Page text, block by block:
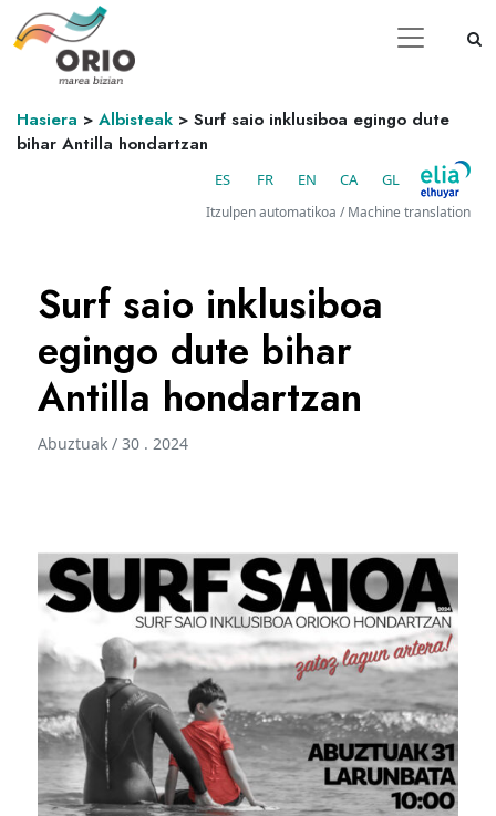
Hasiera > Albisteak > Surf saio inklusiboa egingo dute
bihar Antilla hondartzan
ES FR EN CA GL
Itzulpen automatikoa / Machine translation
Surf saio inklusiboa
egingo dute bihar
Antilla hondartzan
Abuztuak / 30 . 2024